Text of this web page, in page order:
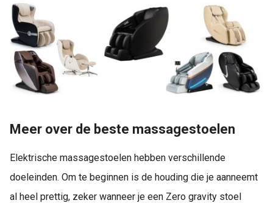
Meer over de beste massagestoelen
Elektrische massagestoelen hebben verschillende
doeleinden. Om te beginnen is de houding die je aanneemt
al heel prettig, zeker wanneer je een Zero gravity stoel